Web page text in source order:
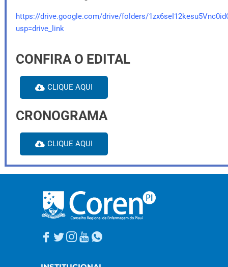
https://drive.google.com/drive/folders/
usp=drive_link
CONFIRA O EDITAL
CLIQUE AQUI
CRONOGRAMA
CLIQUE AQUI